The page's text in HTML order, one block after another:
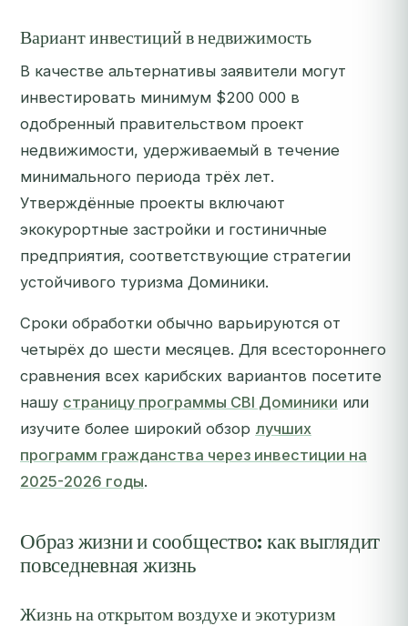
Вариант инвестиций в недвижимость
В качестве альтернативы заявители могут
инвестировать минимум $200 000 в
одобренный правительством проект
недвижимости, удерживаемый в течение
минимального периода трёх лет.
Утверждённые проекты включают
экокурортные застройки и гостиничные
предприятия, соответствующие стратегии
устойчивого туризма Доминики.
Сроки обработки обычно варьируются от
четырёх до шести месяцев. Для всестороннего
сравнения всех карибских вариантов посетите
нашу страницу программы CBI Доминики или
изучите более широкий обзор лучших
программ гражданства через инвестиции на
2025-2026 годы.
Образ жизни и сообщество: как выглядит
повседневная жизнь
Жизнь на открытом воздухе и экотуризм